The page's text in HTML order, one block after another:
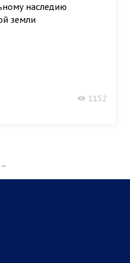
наследию
земли
1152
→